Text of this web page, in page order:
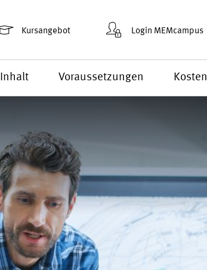
Kursangebot Login MEMcampus
Inhalt Voraussetzungen Kosten